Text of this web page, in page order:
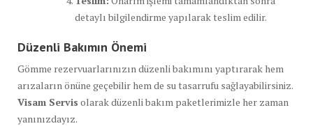
detaylı bilgilendirme yapılarak teslim edilir.
Düzenli Bakımın Önemi
Gömme rezervuarlarınızın düzenli bakımını yaptırarak hem
arızaların önüne geçebilir hem de su tasarrufu sağlayabilirsiniz.
Visam Servis olarak düzenli bakım paketlerimizle her zaman
yanınızdayız.